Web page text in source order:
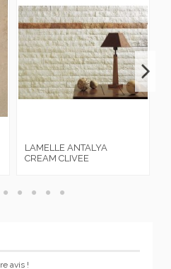
LAMELLE ANTALYA
CREAM CLIVEE
avis !